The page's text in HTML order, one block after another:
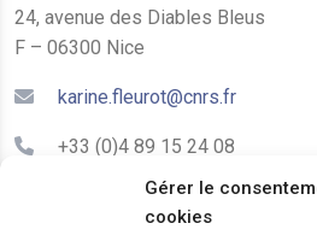
Gérer le
cookies
24, avenue des Diables Bleus
F – 06300 Nice
karine.fleurot@cnrs.fr
+33 (0)4 89 15 24 08
LE CEPAM EST